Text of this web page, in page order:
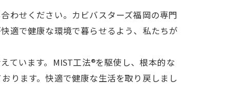
わせください。カビバスターズ福岡の専門
適で健康な環境で暮らせるよう、私たちが
ています。MIST工法®を駆使し、根本的な
ります。快適で健康な生活を取り戻しまし